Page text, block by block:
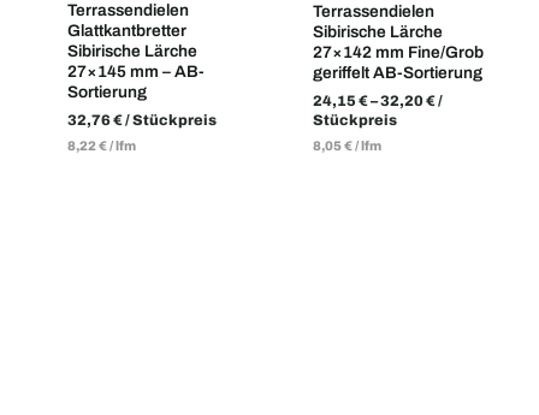
Terrassendielen
Glattkantbretter
Sibirische Lärche
27×145 mm – AB-
Sortierung
32,76€/ Stückpreis
8,22€/lfm
Terrassendielen
Sibirische Lärche
27×142 mm Fine/Grob
geriffelt AB-Sortierung
24,15€–32,20€/
Stückpreis
8,05€/lfm